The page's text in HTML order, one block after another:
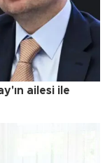
ailesi ile